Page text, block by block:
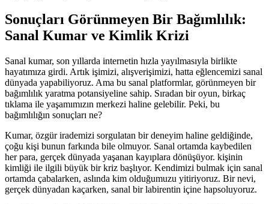
Sonuçları Görünmeyen Bir Bağımlılık:
Sanal Kumar ve Kimlik Krizi
Sanal kumar, son yıllarda internetin hızla yayılmasıyla birlikte
hayatımıza girdi. Artık işimizi, alışverişimizi, hatta eğlencemizi sanal
dünyada yapabiliyoruz. Ama bu sanal platformlar, görünmeyen bir
bağımlılık yaratma potansiyeline sahip. Sıradan bir oyun, birkaç
tıklama ile yaşamımızın merkezi haline gelebilir. Peki, bu
bağımlılığın sonuçları ne?
Kumar, özgür irademizi sorgulatan bir deneyim haline geldiğinde,
çoğu kişi bunun farkında bile olmuyor. Sanal ortamda kaybedilen
her para, gerçek dünyada yaşanan kayıplara dönüşüyor. kişinin
kimliği ile ilgili büyük bir kriz başlıyor. Kendimizi bulmak için sanal
ortamda çabalarken, aslında kim olduğumuzu yitiriyoruz. Bir nevi,
gerçek dünyadan kaçarken, sanal bir labirentin içine hapsoluyoruz.